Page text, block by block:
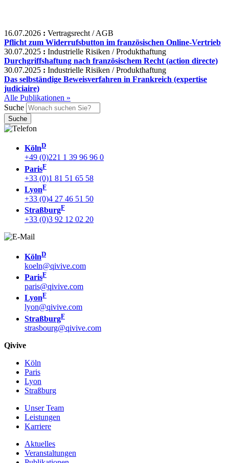
16.07.2026 : Vertragsrecht / AGB
Pflicht zum Widerrufsbutton im französischen Online-Vertrieb
30.07.2025 : Industrielle Risiken / Produkthaftung
Durchgriffshaftung nach französischem Recht (action directe)
30.07.2025 : Industrielle Risiken / Produkthaftung
Das selbständige Beweisverfahren in Frankreich (expertise
judiciaire)
Alle Publikationen »
Suche
KölnD
+49 (0)221 1 39 96 96 0
ParisF
+33 (0)1 81 51 65 58
LyonF
+33 (0)4 27 46 51 50
StraßburgF
+33 (0)3 92 12 02 20
KölnD
koeln@qivive.com
ParisF
paris@qivive.com
LyonF
lyon@qivive.com
StraßburgF
strasbourg@qivive.com
Qivive
Köln
Paris
Lyon
Straßburg
Unser Team
Leistungen
Karriere
Aktuelles
Veranstaltungen